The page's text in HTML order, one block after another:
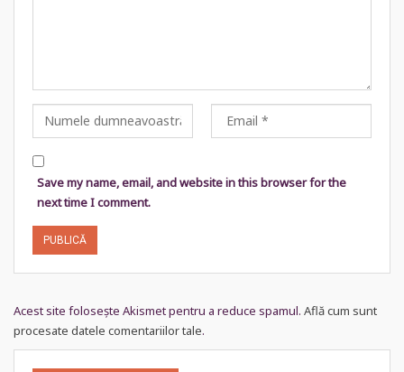
Save my name, email, and website in this browser for the
next time I comment.
Acest site folosește Akismet pentru a reduce spamul. Află cum sunt
procesate datele comentariilor tale.